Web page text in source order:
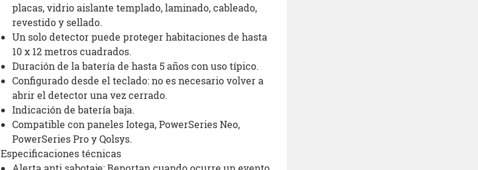
placas, vidrio aislante templado, laminado, cableado,
revestido y sellado.
Un solo detector puede proteger habitaciones de hasta
10 x 12 metros cuadrados.
Duración de la batería de hasta 5 años con uso típico.
Configurado desde el teclado: no es necesario volver a
abrir el detector una vez cerrado.
Indicación de batería baja.
Compatible con paneles Iotega, PowerSeries Neo,
PowerSeries Pro y Qolsys.
Especificaciones técnicas